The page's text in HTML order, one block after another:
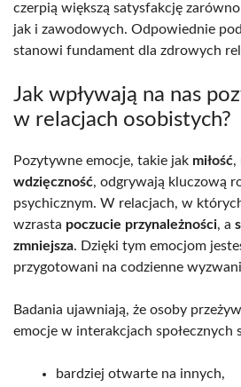
czerpią większą satysfakcję
jak i zawodowych. Odpowiednie
stanowi fundament dla zdrowych
Jak wpływają na nas
w relacjach osobistych?
Pozytywne emocje, takie jak miłość,
wdzięczność, odgrywają kluczową
psychicznym. W relacjach, w
wzrasta poczucie przynależności, a
zmniejsza. Dzięki tym emocjom
przygotowani na codzienne
Badania ujawniają, że osoby
emocje w interakcjach społecznych
bardziej otwarte na innych,